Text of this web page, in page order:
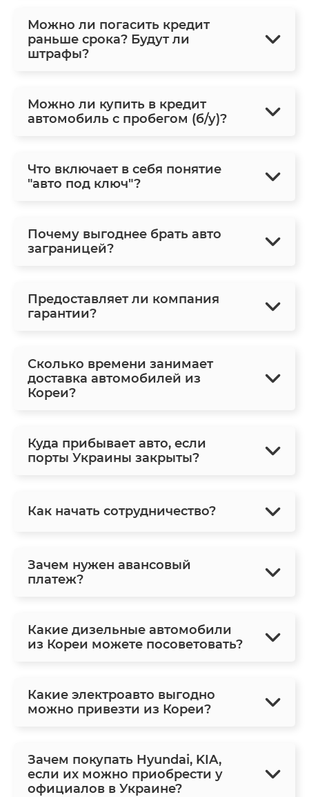
Можно ли погасить кредит
раньше срока? Будут ли
штрафы?
Можно ли купить в кредит
автомобиль с пробегом (б/у)?
Что включает в себя понятие
"авто под ключ"?
Почему выгоднее брать авто
заграницей?
Предоставляет ли компания
гарантии?
Сколько времени занимает
доставка автомобилей из
Кореи?
Куда прибывает авто, если
порты Украины закрыты?
Как начать сотрудничество?
Зачем нужен авансовый
платеж?
Какие дизельные автомобили
из Кореи можете посоветовать?
Какие электроавто выгодно
можно привезти из Кореи?
Зачем покупать Hyundai, KIA,
если их можно приобрести у
официалов в Украине?